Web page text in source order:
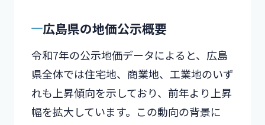
広島県の地価公示概要
令和7年の公示地価データによると、広島
県全体では住宅地、商業地、工業地のいず
れも上昇傾向を示しており、前年より上昇
幅を拡大しています。この動向の背景に